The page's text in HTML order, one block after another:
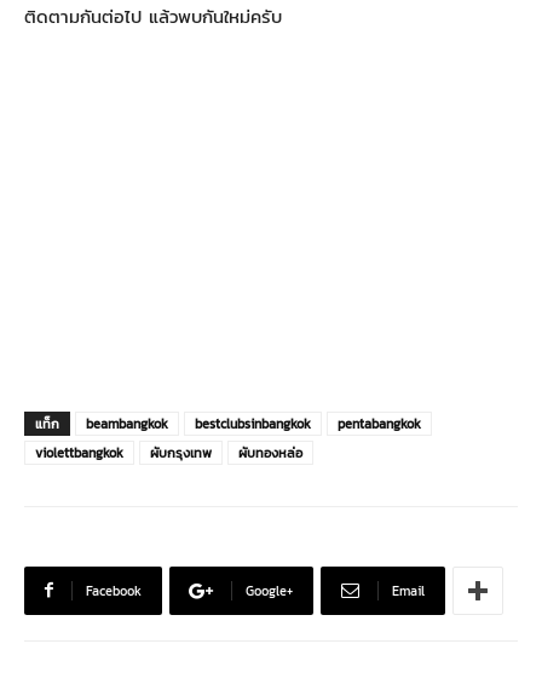
ติดตามกันต่อไป แล้วพบกันใหม่ครับ
แท็ก beambangkok bestclubsinbangkok
pentabangkok
violettbangkok
ผับกรุงเทพ ผับทองหล่อ
Facebook Google+ Email